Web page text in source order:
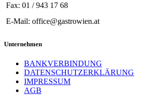
Fax: 01 / 943 17 68
E-Mail: office@gastrowien.at
Unternehmen
BANKVERBINDUNG
DATENSCHUTZERKLÄRUNG
IMPRESSUM
AGB